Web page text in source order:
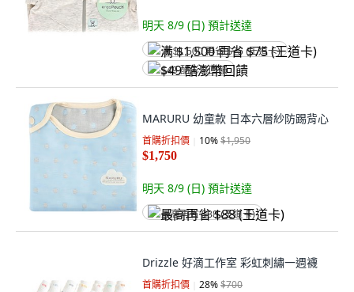
明天 8/9 (日) 預計送達
满 $1,500 再省 $75 (王道卡)
$49 酷澎幣回饋
MARURU 幼童款 日本六層紗防踢背心
首購折扣價 10%$1,950
$1,750
明天 8/9 (日) 預計送達
最高再省 $88 (王道卡)
Drizzle 好滴工作室 彩虹刺繡一週襪
首購折扣價 28%$700